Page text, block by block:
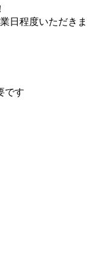
日程度いただきま
です